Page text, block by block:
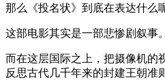
那么《投名状》到底在表达什么
这部电影其实是一部悲惨剧叙事。
而在这层国际之上，把摄像机的
反思古代几千年来的封建王朝准